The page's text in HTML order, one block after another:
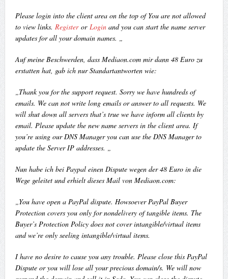
Please login into the client area on the top of You are not allowed
to view links. Registeror Loginand you can start the name server
updates for all your domain names. „
Auf meine Beschwerden, dass Mediaon.com mir dann 48 Euro zu
erstatten hat, gab ich nur Standartantworten wie:
„Thank you for the support request. Sorry we have hundreds of
emails. We can not write long emails or answer to all requests. We
will shut down all servers that’s true we have inform all clients by
email. Please update the new name servers in the client area. If
you’re using our DNS Manager you can use the DNS Manager to
update the Server IP addresses. „
Nun habe ich bei Paypal einen Dispute wegen der 48 Euro in die
Wege geleitet und erhielt dieses Mail von Mediaon.com:
„You have open a PayPal dispute. Howsoever PayPal Buyer
Protection covers you only for nondelivery of tangible items. The
Buyer’s Protection Policy does not cover intangible/virtual items
and we’re only seeling intangible/virtual items.
I have no desire to cause you any trouble. Please close this PayPal
Dispute or you will lose all your precious domain/s. We will now